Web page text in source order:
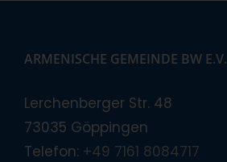
ARMENISCHE GEMEINDE BW E.V.
Lerchenberger Str. 48
73035 Göppingen
Telefon: +49 7161 8084717